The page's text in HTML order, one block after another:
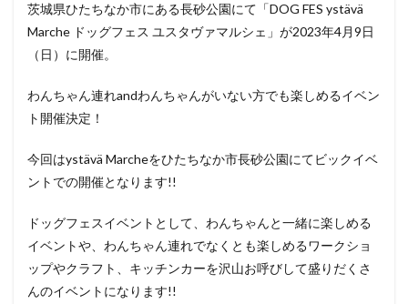
茨城県ひたちなか市にある長砂公園にて「DOG FES ystävä
Marche ドッグフェス ユスタヴァマルシェ」が2023年4月9日
（日）に開催。
わんちゃん連れandわんちゃんがいない方でも楽しめるイベン
ト開催決定！
今回はystävä Marcheをひたちなか市長砂公園にてビックイベ
ントでの開催となります!!
ドッグフェスイベントとして、わんちゃんと一緒に楽しめる
イベントや、わんちゃん連れでなくとも楽しめるワークショ
ップやクラフト、キッチンカーを沢山お呼びして盛りだくさ
んのイベントになります!!